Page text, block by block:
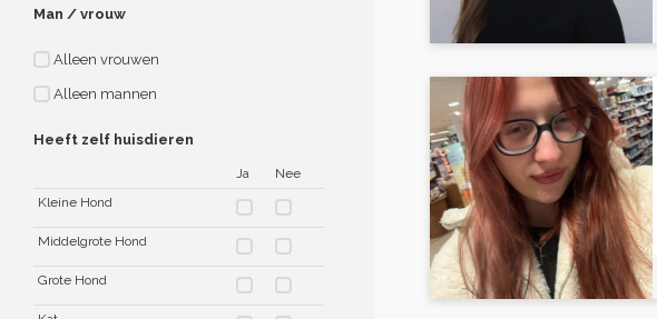
Man / vrouw
Alleen vrouwen
Alleen mannen
Heeft zelf huisdieren
Ja
Nee
Kleine Hond
Middelgrote Hond
Grote Hond